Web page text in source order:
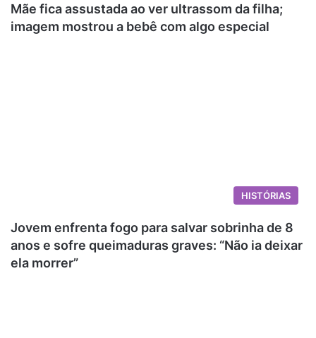
Mãe fica assustada ao ver ultrassom da filha;
imagem mostrou a bebê com algo especial
HISTÓRIAS
Jovem enfrenta fogo para salvar sobrinha de 8
anos e sofre queimaduras graves: “Não ia deixar
ela morrer”